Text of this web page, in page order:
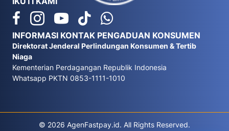
INFORMASI KONTAK PENGADUAN KONSUMEN
Direktorat Jenderal Perlindungan Konsumen & Tertib
Niaga
Kementerian Perdagangan Republik Indonesia
Whatsapp PKTN 0853-1111-1010
© 2026 AgenFastpay.id. All Rights Reserved.